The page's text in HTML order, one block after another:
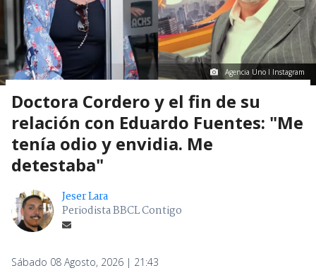
Agencia Uno I Instagram
Doctora Cordero y el fin de su
relación con Eduardo Fuentes: "Me
tenía odio y envidia. Me
detestaba"
Jeser Lara
Periodista BBCL Contigo
Sábado 08 Agosto, 2026 | 21:43